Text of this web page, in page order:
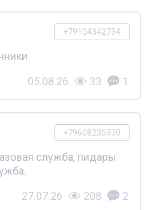
+79104342734
05.08.26 33 1
+79608235930
служба, пидары
27.07.26 208 2